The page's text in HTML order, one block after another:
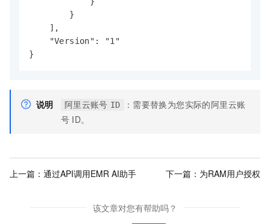
        }
    ],
    "Version": "1"
}
说明 阿里云账号 ID
：需要替换为您实际的阿里云账
号 ID。
上一篇： 通过API调用EMR AI助手 下一篇： 为RAM用户授权
该文章对您有帮助吗？